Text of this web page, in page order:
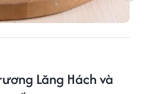
Lăng Hách và